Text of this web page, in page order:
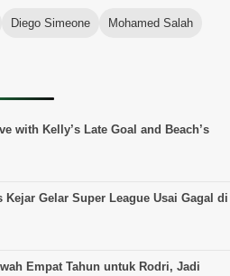
Diego Simeone Mohamed Salah
with Kelly’s Late Goal and Beach’s
Gelar Super League Usai Gagal di
Empat Tahun untuk Rodri, Jadi